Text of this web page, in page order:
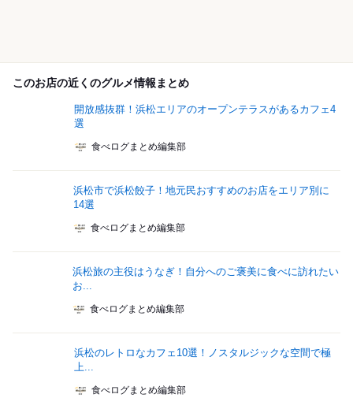
このお店の近くのグルメ情報まとめ
開放感抜群！浜松エリアのオープンテラスがあるカフェ4
選
食べログまとめ編集部
浜松市で浜松餃子！地元民おすすめのお店をエリア別に
14選
食べログまとめ編集部
浜松旅の主役はうなぎ！自分へのご褒美に食べに訪れたい
お...
食べログまとめ編集部
浜松のレトロなカフェ10選！ノスタルジックな空間で極
上...
食べログまとめ編集部